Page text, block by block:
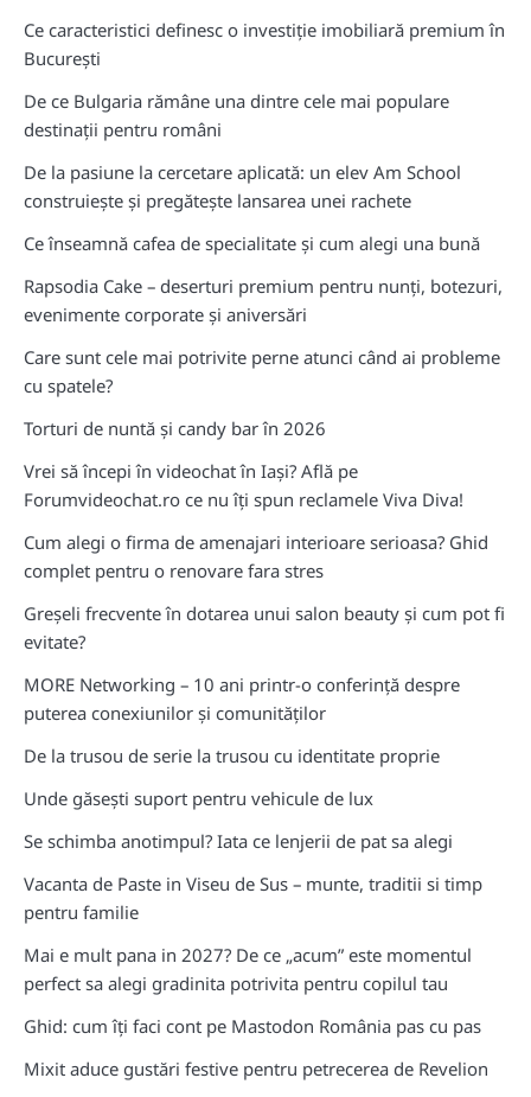
Ce caracteristici definesc o investiție imobiliară premium în
București
De ce Bulgaria rămâne una dintre cele mai populare
destinații pentru români
De la pasiune la cercetare aplicată: un elev Am School
construiește și pregătește lansarea unei rachete
Ce înseamnă cafea de specialitate și cum alegi una bună
Rapsodia Cake – deserturi premium pentru nunți, botezuri,
evenimente corporate și aniversări
Care sunt cele mai potrivite perne atunci când ai probleme
cu spatele?
Torturi de nuntă și candy bar în 2026
Vrei să începi în videochat în Iași? Află pe
Forumvideochat.ro ce nu îți spun reclamele Viva Diva!
Cum alegi o firma de amenajari interioare serioasa? Ghid
complet pentru o renovare fara stres
Greșeli frecvente în dotarea unui salon beauty și cum pot fi
evitate?
MORE Networking – 10 ani printr-o conferință despre
puterea conexiunilor și comunităților
De la trusou de serie la trusou cu identitate proprie
Unde găsești suport pentru vehicule de lux
Se schimba anotimpul? Iata ce lenjerii de pat sa alegi
Vacanta de Paste in Viseu de Sus – munte, traditii si timp
pentru familie
Mai e mult pana in 2027? De ce „acum” este momentul
perfect sa alegi gradinita potrivita pentru copilul tau
Ghid: cum îți faci cont pe Mastodon România pas cu pas
Mixit aduce gustări festive pentru petrecerea de Revelion